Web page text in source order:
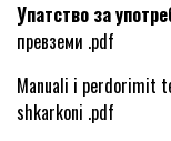
Упатство за
превземи .pdf
Manuali i pеrdorimit
shkarkoni .pdf